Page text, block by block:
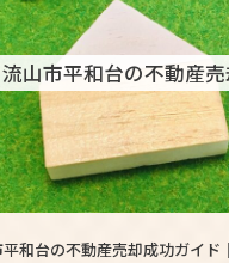
流山市平和台の不動産
和台の不動産売却成功ガイド